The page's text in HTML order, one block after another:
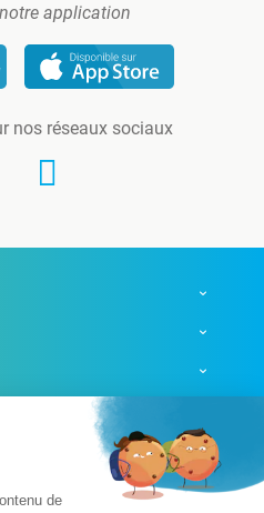
application
nos réseaux sociaux